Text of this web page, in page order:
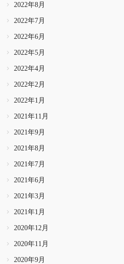
2022年8月
2022年7月
2022年6月
2022年5月
2022年4月
2022年2月
2022年1月
2021年11月
2021年9月
2021年8月
2021年7月
2021年6月
2021年3月
2021年1月
2020年12月
2020年11月
2020年9月